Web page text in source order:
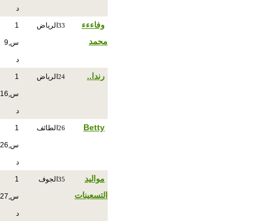
د
وفاءءء
محمد
33 الرياض 1
س,9
د
رندا.. 24 الرياض 1
س,16
د
Betty
26 الطائف 1
س,26
د
مواليد
التسعينات
35 الجوف 1
س,27
د